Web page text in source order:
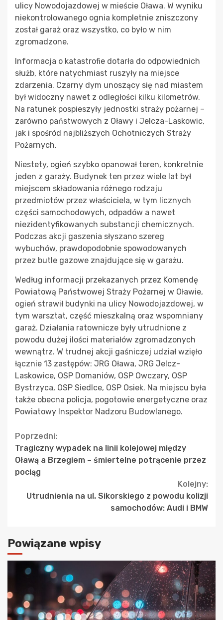
ulicy Nowodojazdowej w mieście Oława. W wyniku
niekontrolowanego ognia kompletnie zniszczony
został garaż oraz wszystko, co było w nim
zgromadzone.
Informacja o katastrofie dotarła do odpowiednich
służb, które natychmiast ruszyły na miejsce
zdarzenia. Czarny dym unoszący się nad miastem
był widoczny nawet z odległości kilku kilometrów.
Na ratunek pospieszyły jednostki straży pożarnej –
zarówno państwowych z Oławy i Jelcza-Laskowic,
jak i spośród najbliższych Ochotniczych Straży
Pożarnych.
Niestety, ogień szybko opanował teren, konkretnie
jeden z garaży. Budynek ten przez wiele lat był
miejscem składowania różnego rodzaju
przedmiotów przez właściciela, w tym licznych
części samochodowych, odpadów a nawet
niezidentyfikowanych substancji chemicznych.
Podczas akcji gaszenia słyszano szereg
wybuchów, prawdopodobnie spowodowanych
przez butle gazowe znajdujące się w garażu.
Według informacji przekazanych przez Komendę
Powiatową Państwowej Straży Pożarnej w Oławie,
ogień strawił budynki na ulicy Nowodojazdowej, w
tym warsztat, część mieszkalną oraz wspomniany
garaż. Działania ratownicze były utrudnione z
powodu dużej ilości materiałów zgromadzonych
wewnątrz. W trudnej akcji gaśniczej udział wzięło
łącznie 13 zastępów: JRG Oława, JRG Jelcz-
Laskowice, OSP Domaniów, OSP Owczary, OSP
Bystrzyca, OSP Siedlce, OSP Osiek. Na miejscu była
także obecna policja, pogotowie energetyczne oraz
Powiatowy Inspektor Nadzoru Budowlanego.
Continue
Reading
Poprzedni:
Tragiczny wypadek na linii kolejowej między
Oławą a Brzegiem – śmiertelne potrącenie przez
pociąg
Kolejny:
Utrudnienia na ul. Sikorskiego z powodu kolizji
samochodów: Audi i BMW
Powiązane wpisy